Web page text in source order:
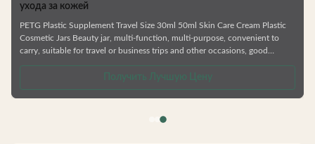
ухода за кожей
PETG Plastic Supplement Travel Size 30ml 50ml Skin Care Cream Plastic
Cosmetic Jars Beauty jar, multi-function, multi-purpose, convenient to
carry, suitable for travel or business trips and other occasions, good
series,shower gel and shampoo bottle —— Factory direct sale. —— Colors /
Crafts are customizable. —— Can be matched with lotion pump/ spray
pump/ screw cap etc. —— Matte & shinny finish. GUANGZHOU GAOPIN
Получить Лучшую Цену